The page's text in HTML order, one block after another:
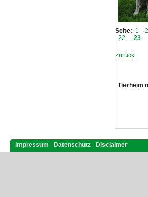
Seite: 1 2
22
23
Zurück
Tierheim
Impressum Datenschutz Disclaimer